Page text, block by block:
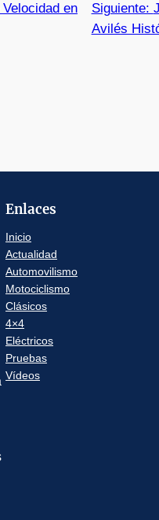
en
Siguiente:
Avilés
Enlaces
Inicio
Actualidad
Automovilismo
Motociclismo
Clásicos
4×4
Eléctricos
Pruebas
Vídeos